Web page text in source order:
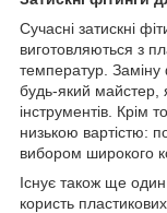
Сучасні затискні
виготовляються з
температур. Заміну
будь-який майстер,
інструментів. Крім
низькою вартістю:
вибором широкого
Існує також ще
користь